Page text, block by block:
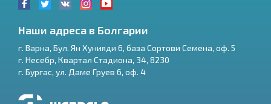
Наши адреса в Болгарии
г. Варна, Бул. Ян Хунияди 6, база Сортови Семена, оф. 5
г. Несебр, Квартал Стадиона, 34, 8230
г. Бургас, ул. Даме Груев 6, оф. 4